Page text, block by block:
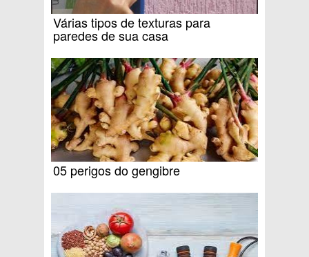
Várias tipos de texturas para
paredes de sua casa
05 perigos do gengibre